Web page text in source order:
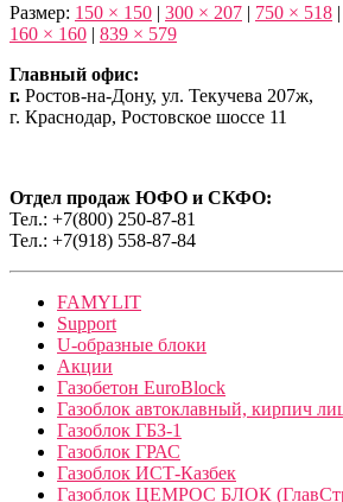
Размер: 150 × 150 | 300 × 207 | 750 × 518 |
160 × 160 | 839 × 579
Главный офис:
г. Ростов-на-Дону, ул. Текучева 207ж,
г. Краснодар, Ростовское шоссе 11
Отдел продаж ЮФО и СКФО:
Тел.: +7(800) 250-87-81
Тел.: +7(918) 558-87-84
FAMYLIT
Support
U-образные блоки
Акции
Газобетон EuroBlock
Газоблок автоклавный, кирпич
Газоблок ГБЗ-1
Газоблок ГРАС
Газоблок ИСТ-Казбек
Газоблок ЦЕМРОС БЛОК